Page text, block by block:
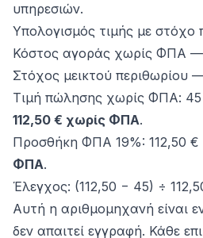
υπηρεσιών.
Υπολογισμός τιμής με στόχο
Κόστος αγοράς χωρίς ΦΠΑ
Στόχος μεικτού περιθωρίου
Τιμή πώλησης χωρίς ΦΠΑ:
112,50 € χωρίς ΦΠΑ.
Προσθήκη ΦΠΑ 19%: 112,50 €
ΦΠΑ.
Έλεγχος: (112,50 − 45) ÷
Αυτή η αριθμομηχανή είναι
δεν απαιτεί εγγραφή. Κάθε